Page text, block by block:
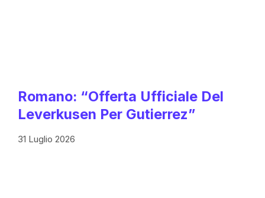
Romano: “Offerta Ufficiale Del
Leverkusen Per Gutierrez”
31 Luglio 2026